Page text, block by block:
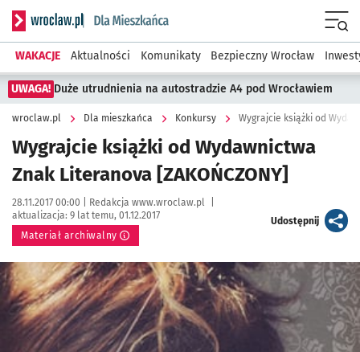
Serwis informacyjny wroclaw.pl podserwis: Dla mieszkańca
WAKACJE Aktualności Komunikaty Bezpieczny Wrocław
UWAGA! Duże utrudnienia na autostradzie A4 pod Wrocławiem
wroclaw.pl Dla mieszkańca Konkursy Wygrajcie książki od
Wygrajcie książki od Wydawnictwa
Znak Literanova [ZAKOŃCZONY]
Data publikacji:
28.11.2017 00:00 | Autor:
Redakcja www.wroclaw.pl
aktualizacja: 9 lat temu, 01.12.2017
Materiał archiwalny
Udostępnijartykuł
Kliknij, aby powiększyć